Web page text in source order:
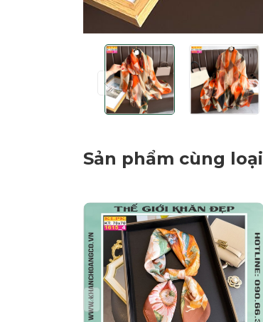
Sản phẩm cùng loại